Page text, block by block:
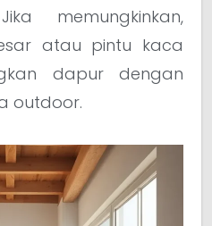
memungkinkan,
atau pintu kaca
dapur dengan
outdoor.